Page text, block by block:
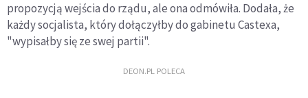
propozycją wejścia do rządu, ale ona odmówiła. Dodała, że
każdy socjalista, który dołączyłby do gabinetu Castexa,
"wypisałby się ze swej partii".
DEON.PL POLECA